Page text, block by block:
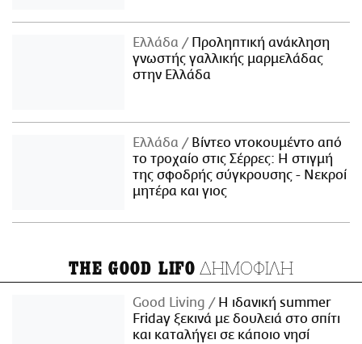
Ελλάδα
Προληπτική ανάκληση
γνωστής γαλλικής μαρμελάδας
στην Ελλάδα
Ελλάδα
Βίντεο ντοκουμέντο από
το τροχαίο στις Σέρρες: Η στιγμή
της σφοδρής σύγκρουσης - Νεκροί
μητέρα και γιος
THE GOOD LIFO ΔΗΜΟΦΙΛΗ
Good Living
Η ιδανική summer
Friday ξεκινά με δουλειά στο σπίτι
και καταλήγει σε κάποιο νησί